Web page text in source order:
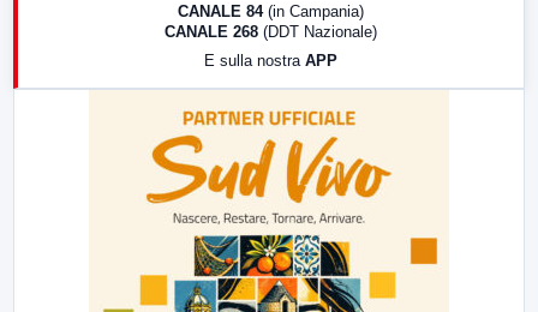
CANALE 84 (in Campania)
CANALE 268 (DDT Nazionale)
E sulla nostra APP